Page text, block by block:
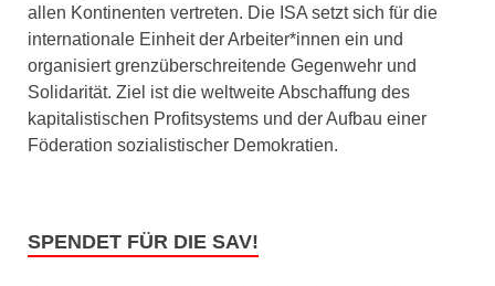
allen Kontinenten vertreten. Die ISA setzt sich für die
internationale Einheit der Arbeiter*innen ein und
organisiert grenzüberschreitende Gegenwehr und
Solidarität. Ziel ist die weltweite Abschaffung des
kapitalistischen Profitsystems und der Aufbau einer
Föderation sozialistischer Demokratien.
SPENDET FÜR DIE SAV!